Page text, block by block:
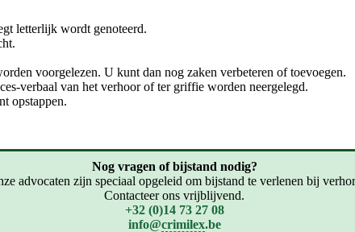
letterlijk wordt genoteerd.
voorgelezen. U kunt dan nog zaken verbeteren of toevoegen.
verbaal van het verhoor of ter griffie worden neergelegd.
opstappen.
Nog vragen of bijstand nodig?
advocaten zijn speciaal opgeleid om bijstand te verlenen bij
Contacteer ons vrijblijvend.
+32 (0)14 73 27 08
info@crimilex.be